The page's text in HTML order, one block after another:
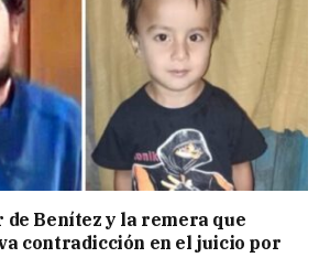
de Benítez y la remera que
contradicción en el juicio por